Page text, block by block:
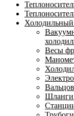
Весы
Шланги